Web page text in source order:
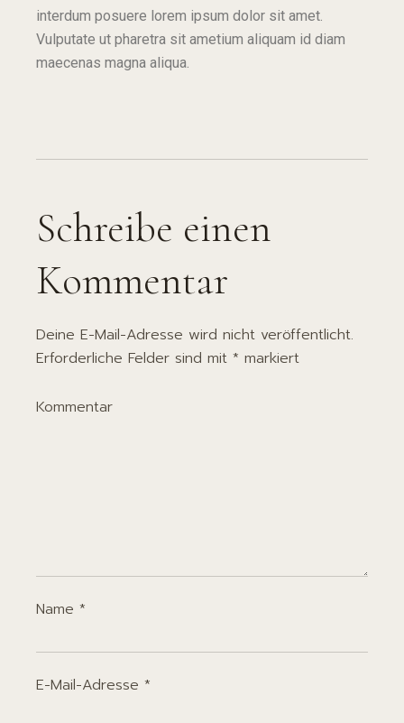
interdum posuere lorem ipsum dolor sit amet.
Vulputate ut pharetra sit ametium aliquam id diam
maecenas magna aliqua.
Schreibe einen
Kommentar
Deine E-Mail-Adresse wird nicht veröffentlicht.
Erforderliche Felder sind mit* markiert
Kommentar
Name*
E-Mail-Adresse*